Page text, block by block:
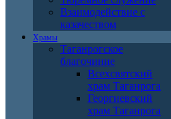
Взаимодействие с
казачеством
Храмы
Таганрогское
благочиние
Всехсвятский
храм Таганрога
Георгиевский
храм Таганрога